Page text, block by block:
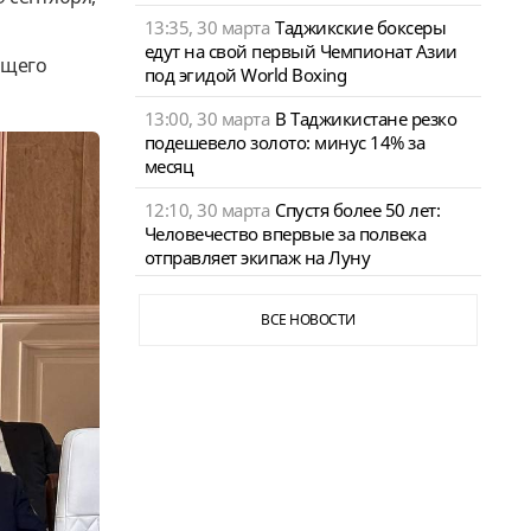
13:35, 30 марта Таджикские боксеры
едут на свой первый Чемпионат Азии
под эгидой World Boxing
13:00, 30 марта В Таджикистане резко
подешевело золото: минус 14% за
месяц
12:10, 30 марта Спустя более 50 лет:
Человечество впервые за полвека
отправляет экипаж на Луну
ВСЕ НОВОСТИ